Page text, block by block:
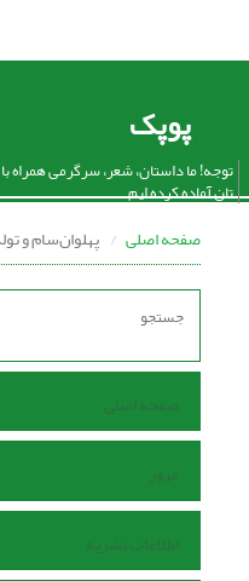
پوپک
توجه! ما داستان، شعر، سرگرمی
تان آماده کرده ایم.
صفحه اصلی پهلوان‌‌سام و
صفحه اصلی
مرور
اطلاعات نشریه